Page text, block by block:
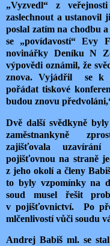
„Vyzvedl“ z
zaslechnout a
poslal zatím na chodbu
se „povídavostí“ Evy
novinářky Deníku N
výpovědi oznámil, že
znova. Vyjádřil se k
pořádat tiskové
budou znovu
Dvě další svědkyně
zaměstnankyně
zajišťovala
pojišťovnou na straně
z jeho okolí a členy
to byly vzpomínky na
soud musel řešit
v pojišťovnictví. Po
mlčenlivostí vůči soudu
Andrej Babiš ml. se